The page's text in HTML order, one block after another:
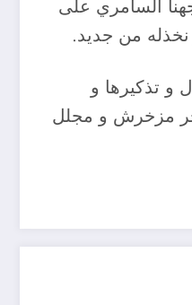
السامري على
نخذله من جديد.
و تذكيرها و
اخر مزخرش و مجلل